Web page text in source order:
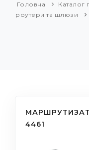
Головна Каталог
роутери та шлюзи
4461